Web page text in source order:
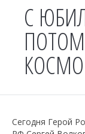
С
Сегодня Герой